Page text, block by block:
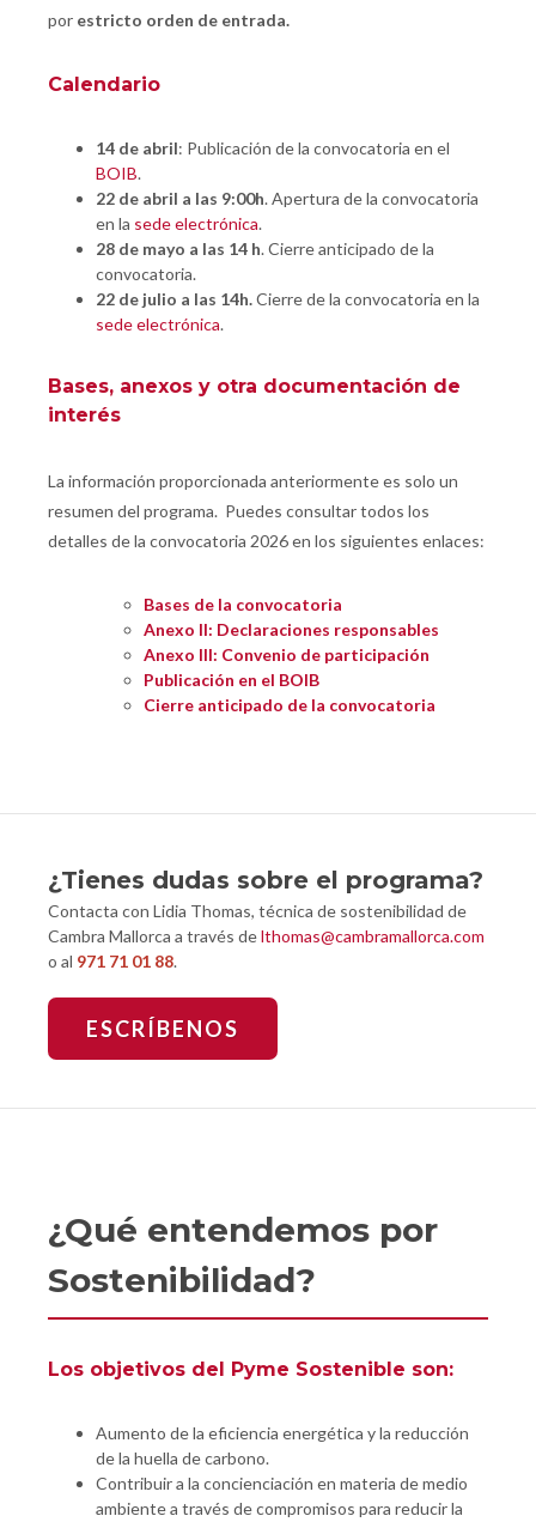
por estricto orden de entrada.
Calendario
14 de abril: Publicación de la convocatoria en el
BOIB.
22 de abril a las 9:00h. Apertura de la convocatoria
en la sede electrónica.
28 de mayo a las 14 h. Cierre anticipado de la
convocatoria.
22 de julio a las 14h.Cierre de la convocatoria en la
sede electrónica.
Bases, anexos y otra documentación de
interés
La información proporcionada anteriormente es solo un
resumen del programa. Puedes consultar todos los
detalles de la convocatoria 2026 en los siguientes enlaces:
Bases de la convocatoria
Anexo II: Declaraciones responsables
Anexo III: Convenio de participación
Publicación en el BOIB
Cierre anticipado de la convocatoria
¿Tienes dudas sobre el programa?
Contacta con Lidia Thomas, técnica de sostenibilidad de
Cambra Mallorca a través delthomas@cambramallorca.com
o al 971 71 01 88.
ESCRÍBENOS
¿Qué entendemos por
Sostenibilidad?
Los objetivos del Pyme Sostenible son:
Aumento de la eficiencia energética y la reducción
de la huella de carbono.
Contribuir a la concienciación en materia de medio
ambiente a través de compromisos para reducir la